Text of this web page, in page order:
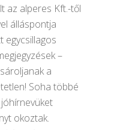
az alperes Kft.-től
álláspontja
egycsillagos
–
a
Soha többé
okoztak.